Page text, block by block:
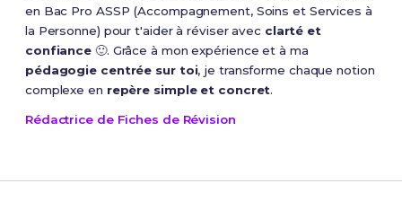
en Bac Pro ASSP (Accompagnement, Soins et Services à
la Personne) pour t'aider à réviser avec clarté et
confiance 🙂. Grâce à mon expérience et à ma
pédagogie centrée sur toi, je transforme chaque notion
complexe en repère simple et concret.
Rédactrice de Fiches de Révision